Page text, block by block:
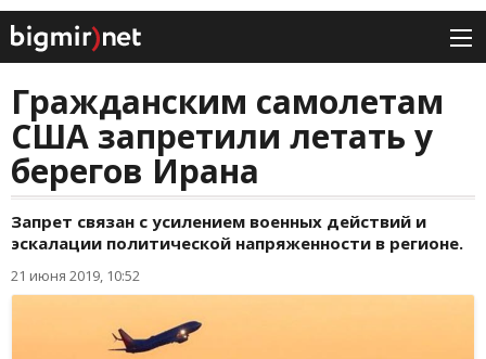
Гражданским самолетам
США запретили летать у
берегов Ирана
Запрет связан с усилением военных действий и
эскалации политической напряженности в регионе.
21 июня 2019, 10:52